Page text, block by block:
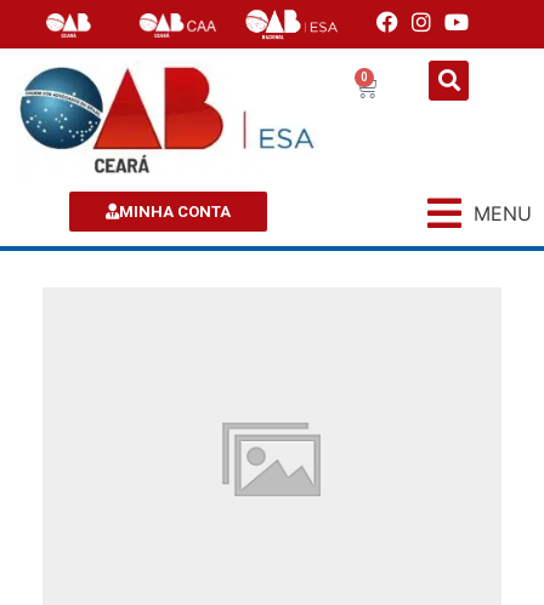
0
MINHA CONTA MENU